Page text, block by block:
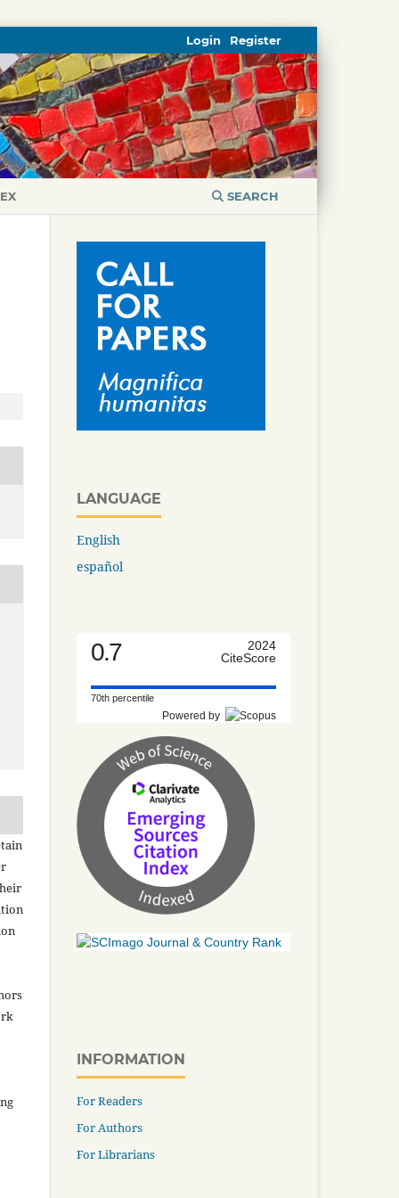
SEARCH
Register
Login
LANGUAGE
English
español
0.7
2024
CiteScore
70th percentile
Powered by
INFORMATION
For Readers
For Authors
For Librarians